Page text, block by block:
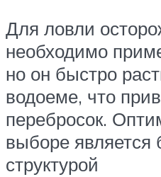
Для ловли
необходимо
но он быстро
водоеме, что
перебросок.
выборе является
структурой